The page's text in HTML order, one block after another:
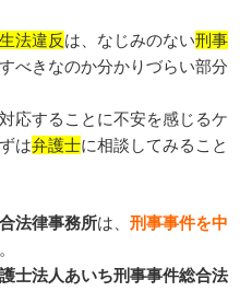
法違反は、なじみのない刑事
べきなのか分かりづらい部分
応することに不安を感じるケ
は弁護士に相談してみること
法律事務所は、刑事事件を中
士法人あいち刑事事件総合法